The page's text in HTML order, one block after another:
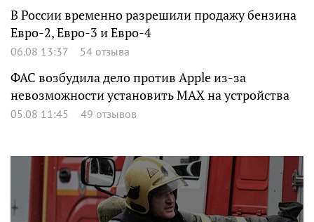
В России временно разрешили продажу бензина
Евро-2, Евро-3 и Евро-4
06.08 13:37 54 отзыва
ФАС возбудила дело против Apple из-за
невозможности установить MAX на устройства
05.08 11:45 49 отзывов